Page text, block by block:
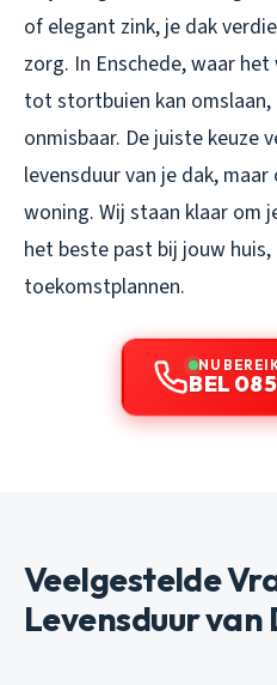
of elegant zink, je dak
zorg. In Enschede, waar
tot stortbuien kan
onmisbaar. De juiste keuze
levensduur van je dak,
woning. Wij staan klaar om
het beste past bij jouw
toekomstplannen.
NU
BEL
Veelgestelde
Levensduur